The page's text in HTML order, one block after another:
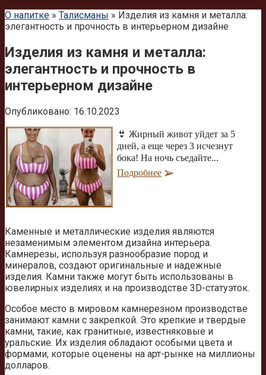
О напитке » Талисманы » Изделия из камня и металла:
элегантность и прочность в интерьерном дизайне
Изделия из камня и металла:
элегантность и прочность в
интерьерном дизайне
Опубликовано: 16.10.2023
👙 Жирный живот уйдет за 5
дней, а еще через 3 исчезнут
бока! На ночь съедайте...
Подробнее
Каменные и металлические изделия являются
незаменимым элементом дизайна интерьера.
Камнерезы, используя разнообразие пород и
минералов, создают оригинальные и надежные
изделия. Камни также могут быть использованы в
ювелирных изделиях и на производстве 3D-статуэток.
Особое место в мировом камнерезном производстве
занимают камни с закрепкой. Это крепкие и твердые
камни, такие, как гранитные, известняковые и
уральские. Их изделия обладают особыми цвета и
формами, которые оценены на арт-рынке на миллионы
долларов.